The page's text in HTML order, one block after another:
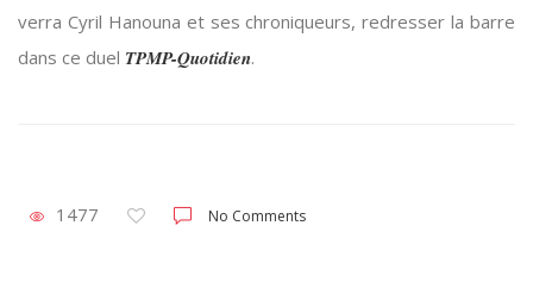
verra Cyril Hanouna et ses chroniqueurs, redresser la barre
dans ce duel TPMP-Quotidien.
1477 No Comments